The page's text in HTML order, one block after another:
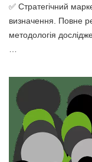
✅ Стратегічний
визначення. Повне
методологія